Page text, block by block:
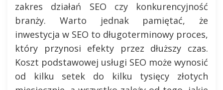
zakres działań SEO czy konkurencyjność
branży. Warto jednak pamiętać, że
inwestycja w SEO to długoterminowy proces,
który przynosi efekty przez dłuższy czas.
Koszt podstawowej usługi SEO może wynosić
od kilku setek do kilku tysięcy złotych